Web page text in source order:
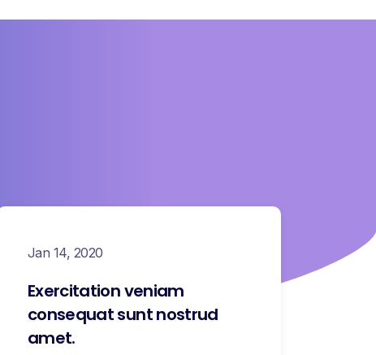
Jan 14, 2020
Exercitation veniam
consequat sunt nostrud
amet.